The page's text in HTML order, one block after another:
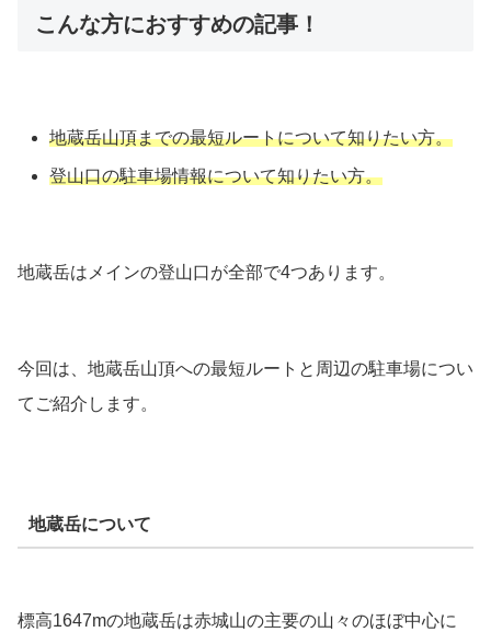
こんな方におすすめの記事！
地蔵岳山頂までの最短ルートについて知りたい方。
登山口の駐車場情報について知りたい方。
地蔵岳はメインの登山口が全部で4つあります。
今回は、地蔵岳山頂への最短ルートと周辺の駐車場につい
てご紹介します。
地蔵岳について
標高1647mの地蔵岳は赤城山の主要の山々のほぼ中心に